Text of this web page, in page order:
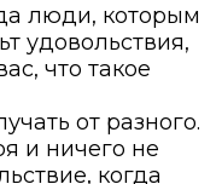
люди, которым
удовольствия,
что такое
от разного.
и ничего не
когда